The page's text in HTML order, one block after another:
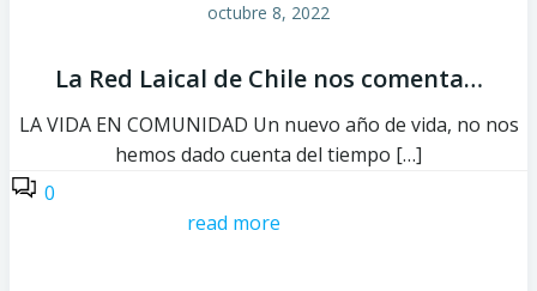
octubre 8, 2022
La Red Laical de Chile nos comenta…
LA VIDA EN COMUNIDAD Un nuevo año de vida, no nos
hemos dado cuenta del tiempo […]
0
read more